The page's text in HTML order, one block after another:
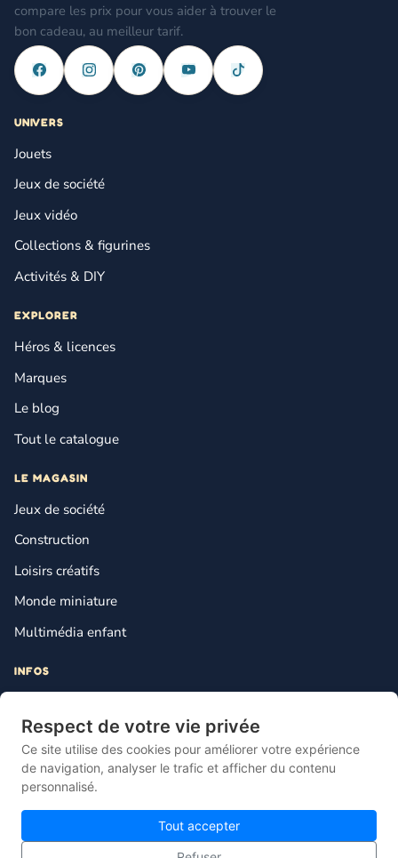
Respect de votre vie privée
Ce site utilise des cookies pour améliorer votre expérience
de navigation, analyser le trafic et afficher du contenu
personnalisé.
Tout accepter
compare les prix pour vous aider à trouver le
bon cadeau, au meilleur tarif.
UNIVERS
Jouets
Jeux de société
Jeux vidéo
Collections & figurines
Activités & DIY
EXPLORER
Héros & licences
Marques
Le blog
Tout le catalogue
LE MAGASIN
Jeux de société
Construction
Loisirs créatifs
Monde miniature
Multimédia enfant
INFOS
Mentions légales
Plan du site
Gestion des cookies